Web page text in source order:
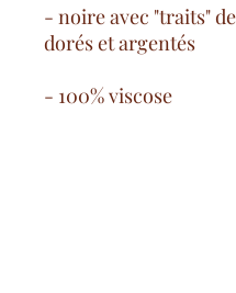
- noire avec "traits"
dorés et argentés
- 100% viscose